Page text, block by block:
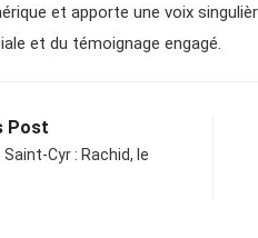
et apporte une voix
et du témoignage engagé.
Post
Cyr : Rachid, le